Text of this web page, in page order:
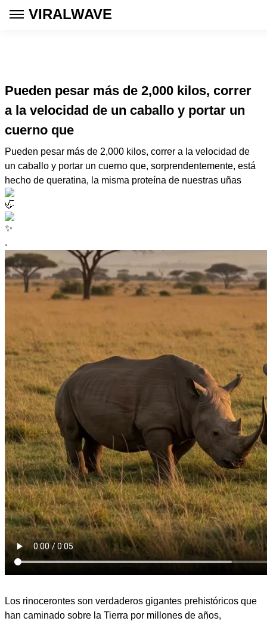
VIRALWAVE
Pueden pesar más de 2,000 kilos, correr
a la velocidad de un caballo y portar un
cuerno que
Pueden pesar más de 2,000 kilos, correr a la velocidad de
un caballo y portar un cuerno que, sorprendentemente, está
hecho de queratina, la misma proteína de nuestras uñas
.
Los rinocerontes son verdaderos gigantes prehistóricos que
han caminado sobre la Tierra por millones de años,